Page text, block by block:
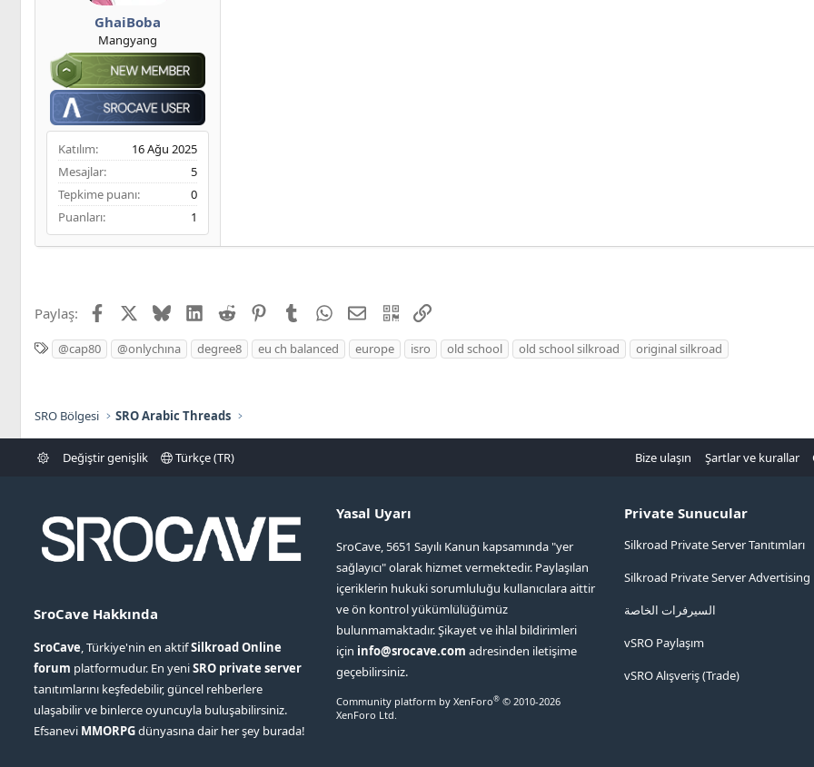
GhaiBoba
Mangyang
Katılım
16 Ağu 2025
Mesajlar
5
Tepkime puanı
0
Puanları
1
Paylaş: Facebook BlueskyLinkedIn
Reddit PinterestTumblrWhatsApp
E-posta QR Code
Link
E
e
t
@cap80 @onlychına degree8 eu ch balanced europe isro old school old school silkroad original silkroad
SRO Bölgesi SRO Arabic Threads
Değiştir genişlik Türkçe (TR) Bize ulaşın Şartlar ve kurallar
SroCave Hakkında
SroCave, Türkiye'nin en aktifSilkroad Online
forum platformudur. En yeniSRO private server
tanıtımlarını keşfedebilir, güncel rehberlere
ulaşabilir ve binlerce oyuncuyla buluşabilirsiniz.
Efsanevi MMORPGdünyasına dair her şey burada!
Yasal Uyarı
SroCave, 5651 Sayılı Kanun kapsamında "yer
sağlayıcı" olarak hizmet vermektedir. Paylaşılan
içeriklerin hukuki sorumluluğu kullanıcılara aittir
ve ön kontrol yükümlülüğümüz
bulunmamaktadır. Şikayet ve ihlal bildirimleri
için info@srocave.com adresinden iletişime
geçebilirsiniz.
Community platform by XenForo® © 2010-2026
XenForo Ltd.
Private Sunucular
Silkroad Private Server Tanıtımları
Silkroad Private Server Advertising
السيرفرات الخاصة
vSRO Paylaşım
vSRO Alışveriş (Trade)